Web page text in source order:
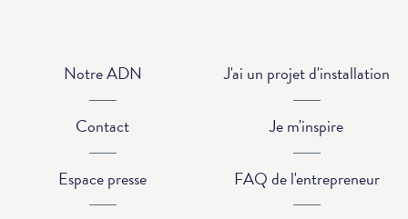
Notre ADN
Contact
Espace presse
J'ai un projet d'installation
Je m'inspire
FAQ de l'entrepreneur